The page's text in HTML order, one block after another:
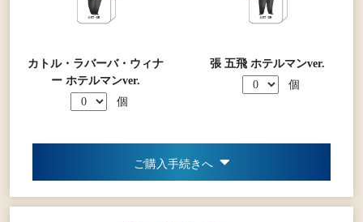
カトル・ラバーバ・ウィナ
ー ホテルマンver.
個
張 五飛 ホテルマンver.
個
ご購入手続きへ